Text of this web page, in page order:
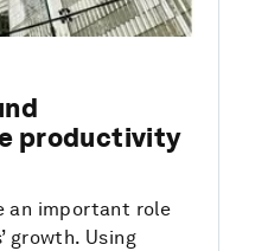
productivity
an important role
growth. Using